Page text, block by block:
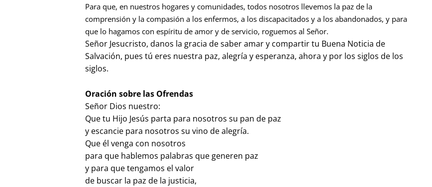
Para que, en nuestros hogares y comunidades, todos nosotros llevemos la paz de la
comprensión y la compasión a los enfermos, a los discapacitados y a los abandonados, y para
que lo hagamos con espíritu de amor y de servicio, roguemos al Señor.
Señor Jesucristo, danos la gracia de saber amar y compartir tu Buena Noticia de
Salvación, pues tú eres nuestra paz, alegría y esperanza, ahora y por los siglos de los
siglos.
Oración sobre las Ofrendas
Señor Dios nuestro:
Que tu Hijo Jesús parta para nosotros su pan de paz
y escancie para nosotros su vino de alegría.
Que él venga con nosotros
para que hablemos palabras que generen paz
y para que tengamos el valor
de buscar la paz de la justicia,